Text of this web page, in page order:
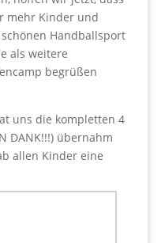
mehr Kinder und
Handballsport
als weitere
begrüßen
uns die kompletten 4
DANK!!!) übernahm
allen Kinder eine